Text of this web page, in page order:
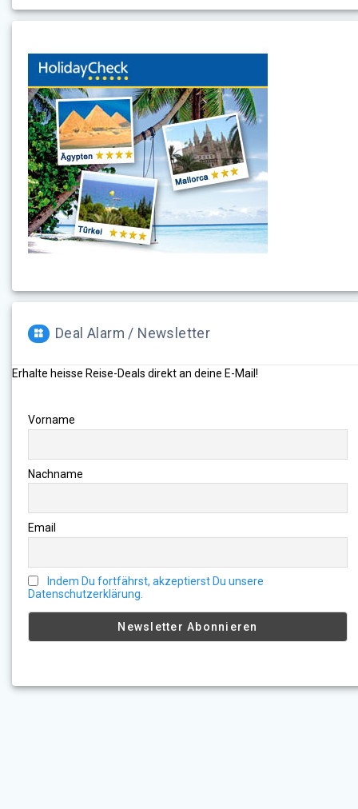
Deal Alarm / Newsletter
Erhalte heisse Reise-Deals direkt an deine E-Mail!
Vorname
Nachname
Email
Indem Du fortfährst, akzeptierst Du unsere
Datenschutzerklärung.